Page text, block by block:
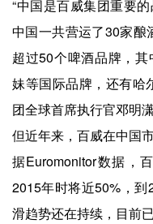
“中国是百威集团重要
中国一共营运了30家酿
超过50个啤酒品牌，
妹等国际品牌，还有哈
团全球首席执行官邓明
但近年来，百威在中国
据Euromonitor数据，
2015年时将近50%，
滑趋势还在持续，目前